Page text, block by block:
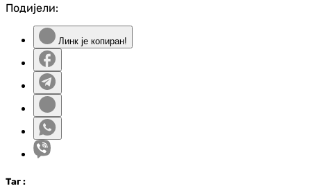
Подијели:
Линк је копиран!
Таг :